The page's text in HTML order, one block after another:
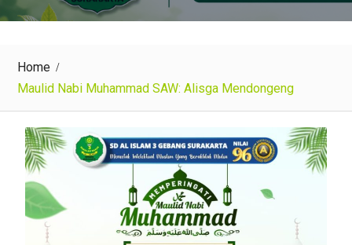
Home
Maulid Nabi Muhammad SAW: Alisga Mendongeng